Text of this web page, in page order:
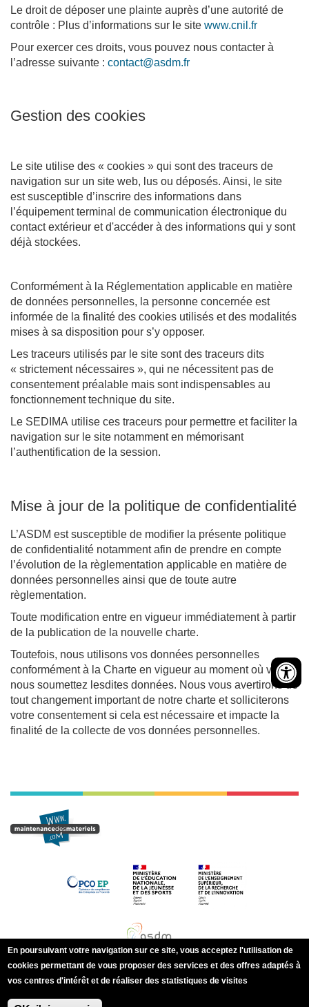
Le droit de déposer une plainte auprès d’une autorité de
contrôle : Plus d’informations sur le site www.cnil.fr
Pour exercer ces droits, vous pouvez nous contacter à
l’adresse suivante : contact@asdm.fr
Gestion des cookies
Le site utilise des « cookies » qui sont des traceurs de
navigation sur un site web, lus ou déposés. Ainsi, le site
est susceptible d’inscrire des informations dans
l’équipement terminal de communication électronique du
contact extérieur et d'accéder à des informations qui y sont
déjà stockées.
Conformément à la Réglementation applicable en matière
de données personnelles, la personne concernée est
informée de la finalité des cookies utilisés et des modalités
mises à sa disposition pour s’y opposer.
Les traceurs utilisés par le site sont des traceurs dits
« strictement nécessaires », qui ne nécessitent pas de
consentement préalable mais sont indispensables au
fonctionnement technique du site.
Le SEDIMA utilise ces traceurs pour permettre et faciliter la
navigation sur le site notamment en mémorisant
l’authentification de la session.
Mise à jour de la politique de confidentialité
L’ASDM est susceptible de modifier la présente politique
de confidentialité notamment afin de prendre en compte
l’évolution de la règlementation applicable en matière de
données personnelles ainsi que de toute autre
règlementation.
Toute modification entre en vigueur immédiatement à partir
de la publication de la nouvelle charte.
Toutefois, nous utilisons vos données personnelles
conformément à la Charte en vigueur au moment où vous
nous soumettez lesdites données. Nous vous avertirons de
tout changement important de notre charte et solliciterons
votre consentement si cela est nécessaire et impacte la
finalité de la collecte de vos données personnelles.
En poursuivant votre navigation sur ce site, vous acceptez l'utilisation de
cookies permettant de vous proposer des services et des offres adaptés à
vos centres d'intérêt et de réaliser des statistiques de visites